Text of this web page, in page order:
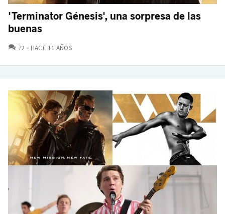
'Terminator Génesis', una sorpresa de las
buenas
72 COMENTARIOS
HACE 11 AÑOS